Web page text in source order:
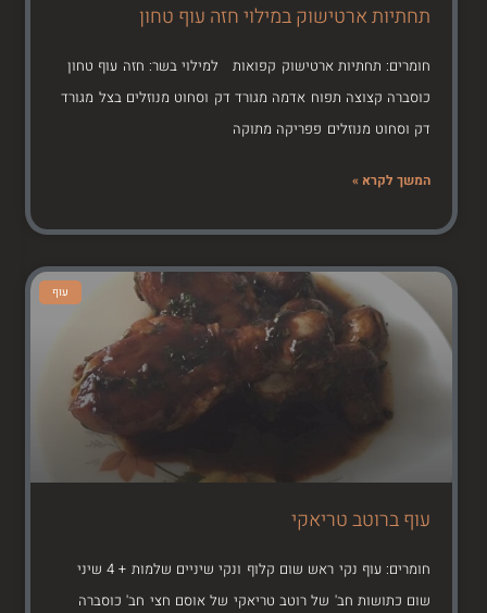
תחתיות ארטישוק במילוי חזה עוף טחון
חומרים: תחתיות ארטישוק קפואות למילוי בשר: חזה עוף טחון
כוסברה קצוצה תפוח אדמה מגורד דק וסחוט מנוזלים בצל מגורד
דק וסחוט מנוזלים פפריקה מתוקה
המשך לקרא »
עוף
עוף ברוטב טריאקי
חומרים: עוף נקי ראש שום קלוף ונקי שיניים שלמות + 4 שיני
שום כתושות חב' של רוטב טריאקי של אוסם חצי חב' כוסברה